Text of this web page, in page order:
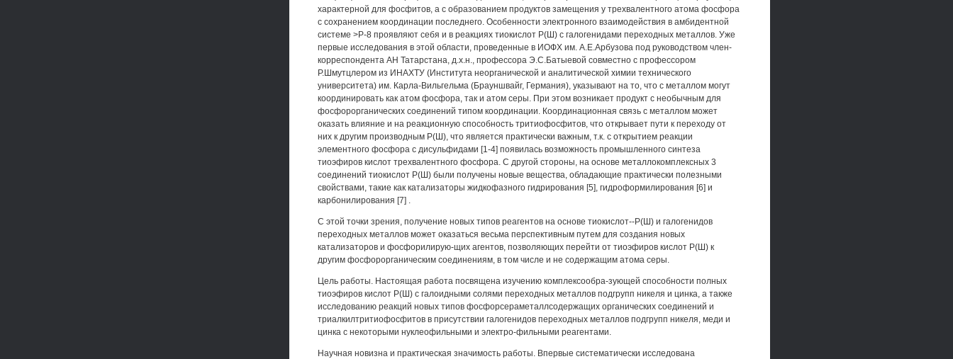
характерной для фосфитов, а с образованием продуктов замещения у трехвалентного атома фосфора
с сохранением координации последнего. Особенности электронного взаимодействия в амбидентной
системе >Р-8 проявляют себя и в реакциях тиокислот Р(Ш) с галогенидами переходных металлов. Уже
первые исследования в этой области, проведенные в ИОФХ им. А.Е.Арбузова под руководством член-
корреспондента АН Татарстана, д.х.н., профессора Э.С.Батыевой совместно с профессором
Р.Шмутцлером из ИНАХТУ (Института неорганической и аналитической химии технического
университета) им. Карла-Вильгельма (Брауншвайг, Германия), указывают на то, что с металлом могут
координировать как атом фосфора, так и атом серы. При этом возникает продукт с необычным для
фосфорорганических соединений типом координации. Координационная связь с металлом может
оказать влияние и на реакционную способность тритиофосфитов, что открывает пути к переходу от
них к другим производным Р(Ш), что является практически важным, т.к. с открытием реакции
элементного фосфора с дисульфидами [1-4] появилась возможность промышленного синтеза
тиоэфиров кислот трехвалентного фосфора. С другой стороны, на основе металлокомплексных 3
соединений тиокислот Р(Ш) были получены новые вещества, обладающие практически полезными
свойствами, такие как катализаторы жидкофазного гидрирования [5], гидроформилирования [6] и
карбонилирования [7] .
С этой точки зрения, получение новых типов реагентов на основе тиокислот--Р(Ш) и галогенидов
переходных металлов может оказаться весьма перспективным путем для создания новых
катализаторов и фосфорилирую-щих агентов, позволяющих перейти от тиоэфиров кислот Р(Ш) к
другим фосфорорганическим соединениям, в том числе и не содержащим атома серы.
Цель работы. Настоящая работа посвящена изучению комплексообра-зующей способности полных
тиоэфиров кислот Р(Ш) с галоидными солями переходных металлов подгрупп никеля и цинка, а также
исследованию реакций новых типов фосфорсераметаллсодержащих органических соединений и
триалкилтритиофосфитов в присутствии галогенидов переходных металлов подгрупп никеля, меди и
цинка с некоторыми нуклеофильными и электро-фильными реагентами.
Научная новизна и практическая значимость работы. Впервые систематически исследована